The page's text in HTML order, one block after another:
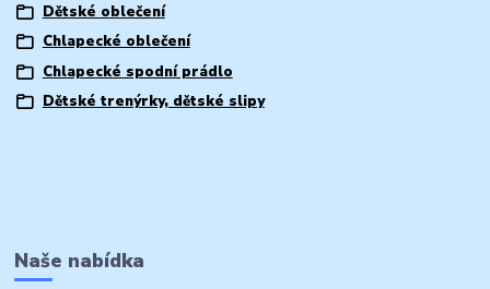
Dětské oblečení
Chlapecké oblečení
Chlapecké spodní prádlo
Dětské trenýrky, dětské slipy
Naše nabídka